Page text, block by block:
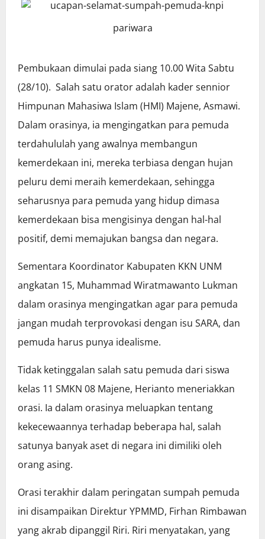
pariwara
Pembukaan dimulai pada siang 10.00 Wita Sabtu
(28/10). Salah satu orator adalah kader sennior
Himpunan Mahasiwa Islam (HMI) Majene, Asmawi.
Dalam orasinya, ia mengingatkan para pemuda
terdahululah yang awalnya membangun
kemerdekaan ini, mereka terbiasa dengan hujan
peluru demi meraih kemerdekaan, sehingga
seharusnya para pemuda yang hidup dimasa
kemerdekaan bisa mengisinya dengan hal-hal
positif, demi memajukan bangsa dan negara.
Sementara Koordinator Kabupaten KKN UNM
angkatan 15, Muhammad Wiratmawanto Lukman
dalam orasinya mengingatkan agar para pemuda
jangan mudah terprovokasi dengan isu SARA, dan
pemuda harus punya idealisme.
Tidak ketinggalan salah satu pemuda dari siswa
kelas 11 SMKN 08 Majene, Herianto meneriakkan
orasi. Ia dalam orasinya meluapkan tentang
kekecewaannya terhadap beberapa hal, salah
satunya banyak aset di negara ini dimiliki oleh
orang asing.
Orasi terakhir dalam peringatan sumpah pemuda
ini disampaikan Direktur YPMMD, Firhan Rimbawan
yang akrab dipanggil Riri. Riri menyatakan, yang